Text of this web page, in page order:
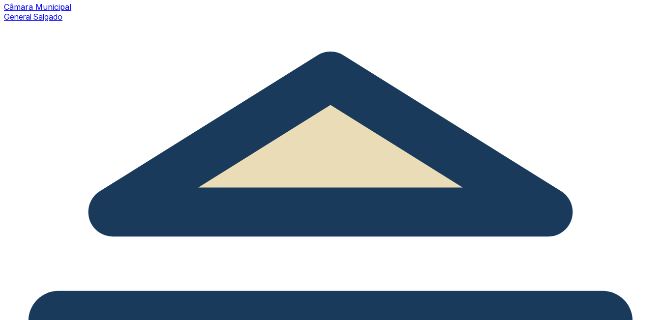
Câmara Municipal
General Salgado